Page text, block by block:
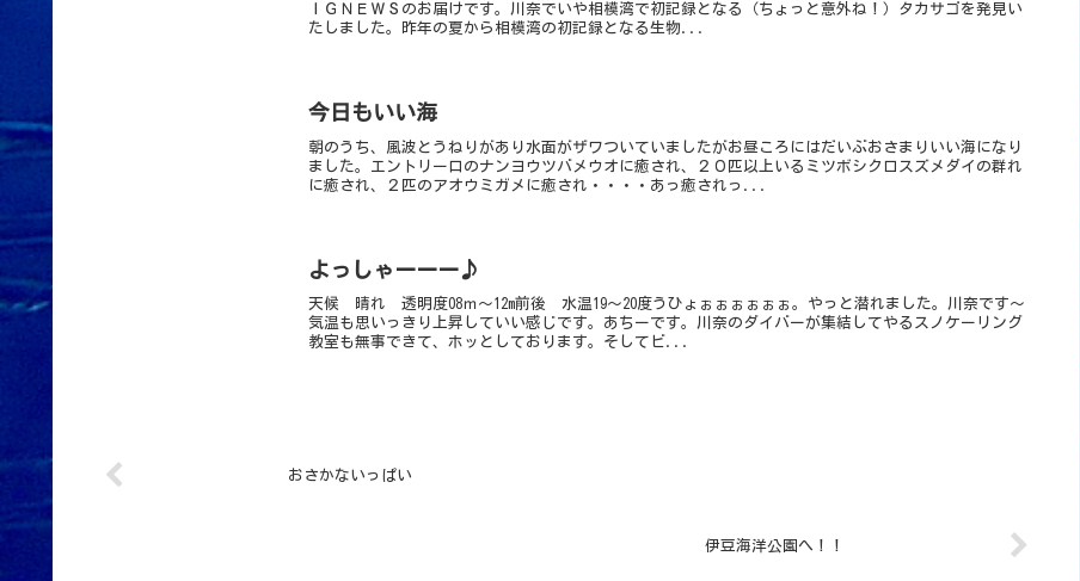
ＩＧＮＥＷＳのお届けです。川奈でいや相模湾で初記録となる（ちょっと意外ね！）タカサゴを発見い
たしました。昨年の夏から相模湾の初記録となる生物...
今日もいい海
朝のうち、風波とうねりがあり水面がザワついていましたがお昼ころにはだいぶおさまりいい海になり
ました。エントリー口のナンヨウツバメウオに癒され、２０匹以上いるミツボシクロスズメダイの群れ
に癒され、２匹のアオウミガメに癒され・・・・あっ癒されっ...
よっしゃーーー♪
天候 晴れ 透明度08ｍ～12m前後 水温19～20度うひょぉぉぉぉぉぉ。やっと潜れました。川奈です～
気温も思いっきり上昇していい感じです。あちーです。川奈のダイバーが集結してやるスノケーリング
教室も無事できて、ホッとしております。そしてビ...
おさかないっぱい
伊豆海洋公園へ！！